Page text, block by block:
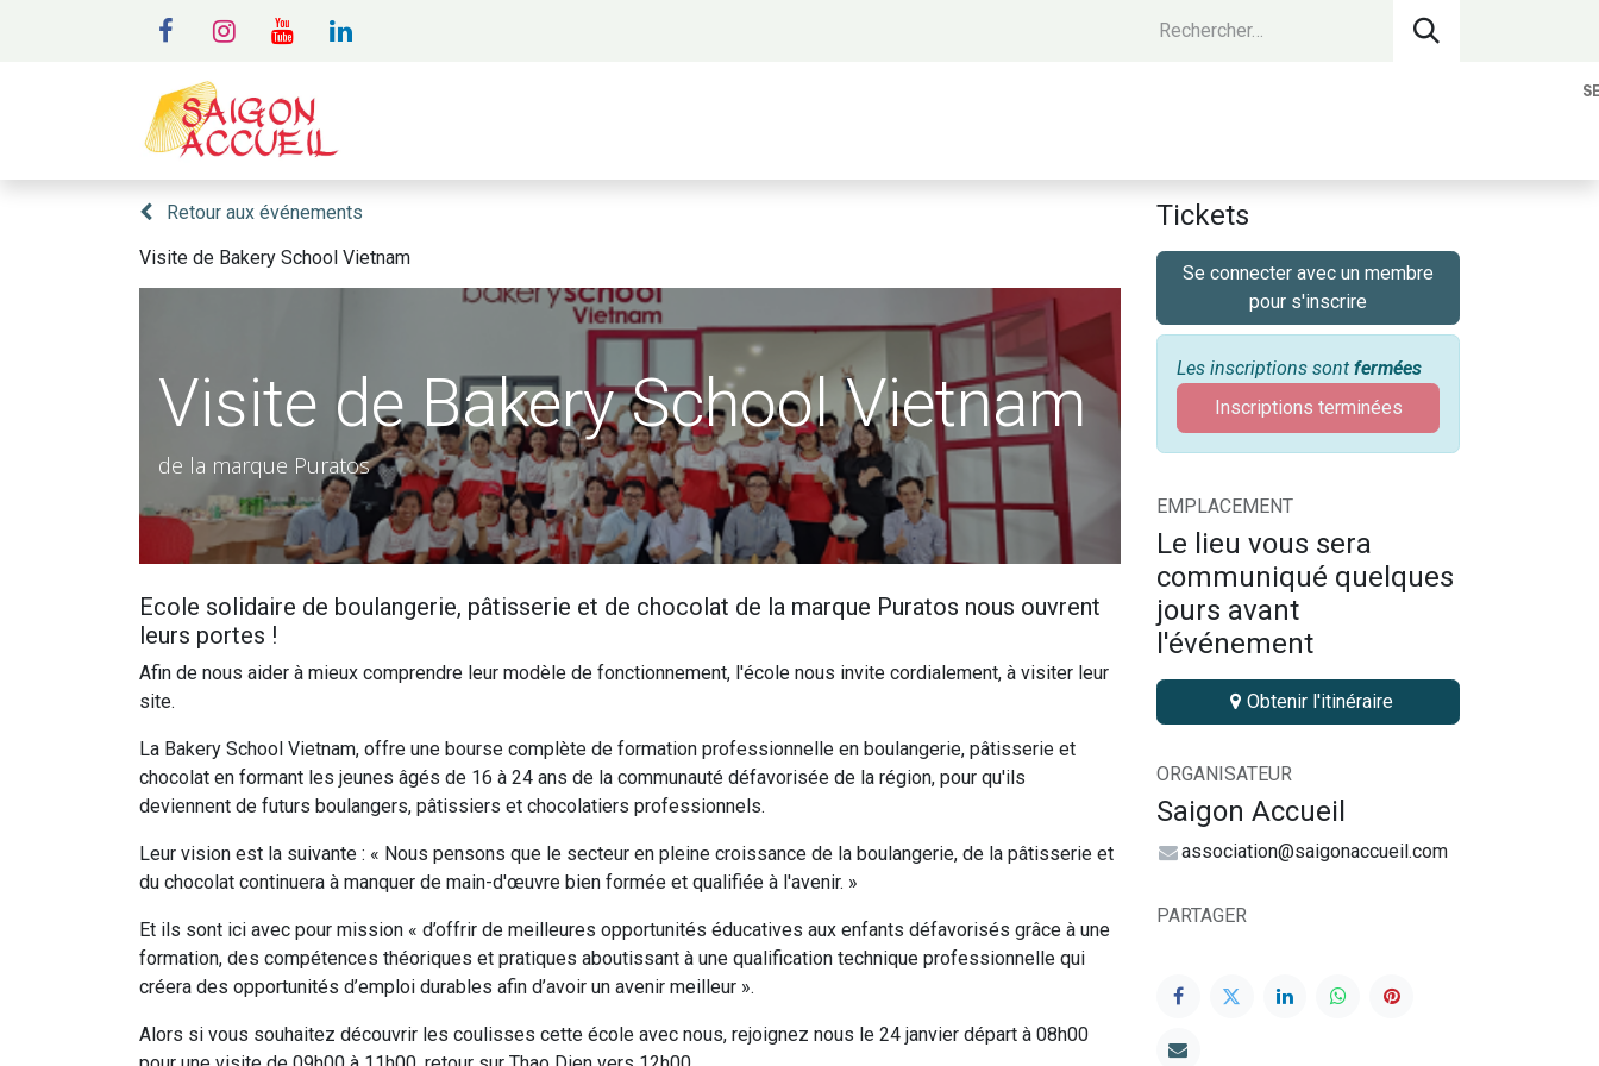
Retour aux événements
Visite de Bakery School Vietnam
Visite de Bakery School Vietnam
de la marque Puratos
Ecole solidaire de boulangerie, pâtisserie et de chocolat de la marque Puratos nous ouvrent
leurs portes !
Afin de nous aider à mieux comprendre leur modèle de fonctionnement, l'école nous invite cordialement, à visiter leur
site.
La Bakery School Vietnam, offre une bourse complète de formation professionnelle en boulangerie, pâtisserie et
chocolat en formant les jeunes âgés de 16 à 24 ans de la communauté défavorisée de la région, pour qu'ils
deviennent de futurs boulangers, pâtissiers et chocolatiers professionnels.
Leur vision est la suivante : « Nous pensons que le secteur en pleine croissance de la boulangerie, de la pâtisserie et
du chocolat continuera à manquer de main-d'œuvre bien formée et qualifiée à l'avenir. »
Et ils sont ici avec pour mission « d’offrir de meilleures opportunités éducatives aux enfants défavorisés grâce à une
formation, des compétences théoriques et pratiques aboutissant à une qualification technique professionnelle qui
créera des opportunités d’emploi durables afin d’avoir un avenir meilleur ».
Alors si vous souhaitez découvrir les coulisses cette école avec nous, rejoignez nous le 24 janvier départ à 08h00
Tickets
Se connecter avec un membre
pour s'inscrire
Les inscriptions sont fermées
Inscriptions terminées
EMPLACEMENT
Le lieu vous sera
communiqué quelques
jours avant
l'événement
Obtenir l'itinéraire
ORGANISATEUR
Saigon Accueil
association@saigonaccueil.com
PARTAGER